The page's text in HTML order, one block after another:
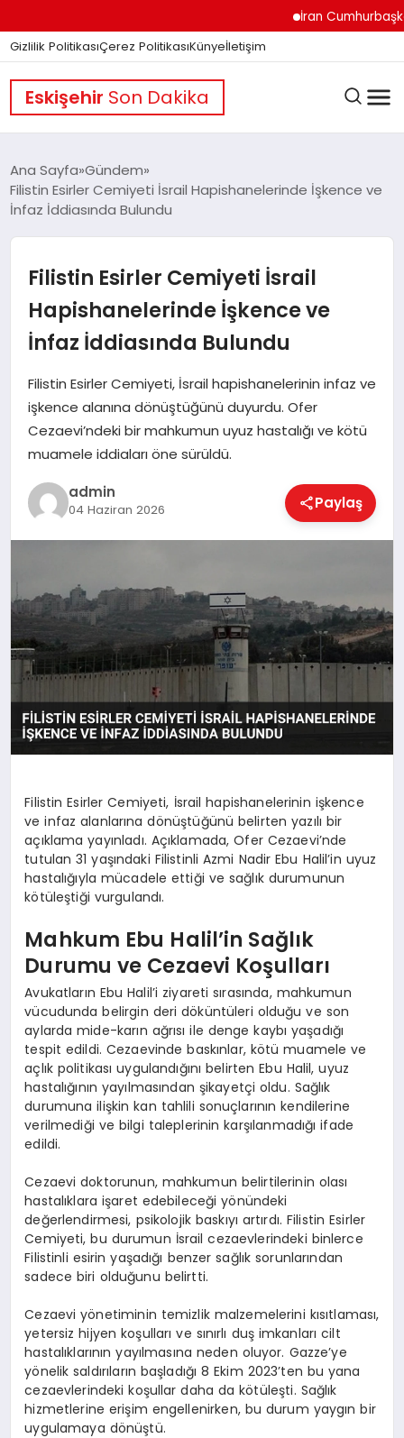
İran
Gizlilik PolitikasıÇerez PolitikasıKünyeİletişim
Eskişehir Son Dakika
GÜNDEM
DÜNYA
EĞITIM
EKONOMI
MAGAZIN
SPOR
TEKNOLOJI
Ana Sayfa Gündem
Filistin Esirler Cemiyeti İsrail Hapishanelerinde İşkence ve
İnfaz İddiasında Bulundu
Filistin Esirler Cemiyeti İsrail
Hapishanelerinde İşkence ve
İnfaz İddiasında Bulundu
Filistin Esirler Cemiyeti, İsrail hapishanelerinin infaz ve
işkence alanına dönüştüğünü duyurdu. Ofer
Cezaevi’ndeki bir mahkumun uyuz hastalığı ve kötü
muamele iddiaları öne sürüldü.
admin
04 Haziran 2026 Paylaş
Filistin Esirler Cemiyeti, İsrail hapishanelerinin işkence
ve infaz alanlarına dönüştüğünü belirten yazılı bir
açıklama yayınladı. Açıklamada, Ofer Cezaevi’nde
tutulan 31 yaşındaki Filistinli Azmi Nadir Ebu Halil’in uyuz
hastalığıyla mücadele ettiği ve sağlık durumunun
kötüleştiği vurgulandı.
Mahkum Ebu Halil’in Sağlık
Durumu ve Cezaevi Koşulları
Avukatların Ebu Halil’i ziyareti sırasında, mahkumun
vücudunda belirgin deri döküntüleri olduğu ve son
aylarda mide-karın ağrısı ile denge kaybı yaşadığı
tespit edildi. Cezaevinde baskınlar, kötü muamele ve
açlık politikası uygulandığını belirten Ebu Halil, uyuz
hastalığının yayılmasından şikayetçi oldu. Sağlık
durumuna ilişkin kan tahlili sonuçlarının kendilerine
verilmediği ve bilgi taleplerinin karşılanmadığı ifade
edildi.
Cezaevi doktorunun, mahkumun belirtilerinin olası
hastalıklara işaret edebileceği yönündeki
değerlendirmesi, psikolojik baskıyı artırdı. Filistin Esirler
Cemiyeti, bu durumun İsrail cezaevlerindeki binlerce
Filistinli esirin yaşadığı benzer sağlık sorunlarından
sadece biri olduğunu belirtti.
Cezaevi yönetiminin temizlik malzemelerini kısıtlaması,
yetersiz hijyen koşulları ve sınırlı duş imkanları cilt
hastalıklarının yayılmasına neden oluyor. Gazze’ye
yönelik saldırıların başladığı 8 Ekim 2023’ten bu yana
cezaevlerindeki koşullar daha da kötüleşti. Sağlık
hizmetlerine erişim engellenirken, bu durum yaygın bir
uygulamaya dönüştü.